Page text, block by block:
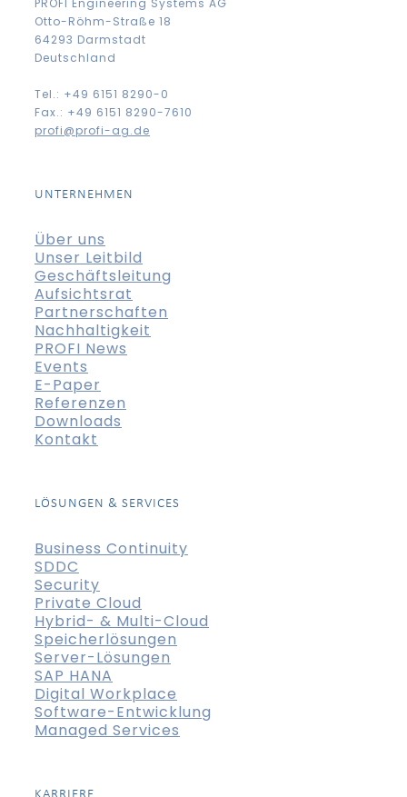
Otto-Röhm-Straße 18
64293 Darmstadt
Deutschland
Tel.: +49 6151 8290-0
Fax.: +49 6151 8290-7610
profi@profi-ag.de
UNTERNEHMEN
Über uns
Unser Leitbild
Geschäftsleitung
Aufsichtsrat
Partnerschaften
Nachhaltigkeit
PROFI News
Events
E-Paper
Referenzen
Downloads
Kontakt
LÖSUNGEN & SERVICES
Business Continuity
SDDC
Security
Private Cloud
Hybrid- & Multi-Cloud
Speicherlösungen
Server-Lösungen
SAP HANA
Digital Workplace
Software-Entwicklung
Managed Services
KARRIERE